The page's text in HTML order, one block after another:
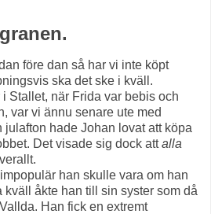
före dan så har vi inte köpt
ska det ske i kväll.
Stallet, när Frida var bebis och
var vi ännu senare ute med
hade Johan lovat att köpa
Det visade sig dock attalla
han skulle vara om han
kväll åkte han till sin syster som då
Han fick en extremt